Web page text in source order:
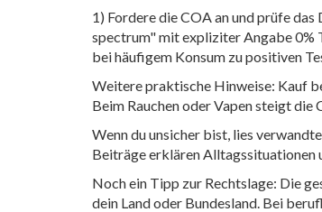
1) Fordere die COA an und prüfe
spectrum" mit expliziter Angabe 0%
bei häufigem Konsum zu positiven
Weitere praktische Hinweise: Kauf
Beim Rauchen oder Vapen steigt
Wenn du unsicher bist, lies
Beiträge erklären Alltagssituationen
Noch ein Tipp zur Rechtslage: Die
dein Land oder Bundesland. Bei